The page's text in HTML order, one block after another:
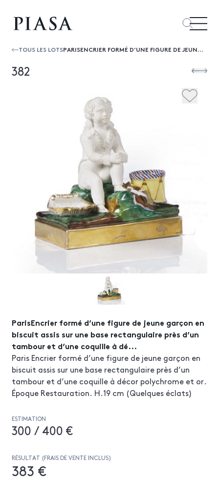
TOUS LES LOTS PARISENCRIER FORMÉ D’UNE FIGURE DE JEUNE GARÇON EN BISCUIT ASSIS SUR UNE BASE RECTANGULAIRE PRÈS D’UN TAMBOUR ET D’UNE COQUILLE À DÉ...
382
ParisEncrier formé d’une figure de jeune garçon en
biscuit assis sur une base rectangulaire près d’un
tambour et d’une coquille à dé...
Paris Encrier formé d’une figure de jeune garçon en
biscuit assis sur une base rectangulaire près d’un
tambour et d’une coquille à décor polychrome et or.
Époque Restauration. H.19 cm (Quelques éclats)
ESTIMATION
300 / 400 €
RÉSULTAT (FRAIS DE VENTE INCLUS)
383 €